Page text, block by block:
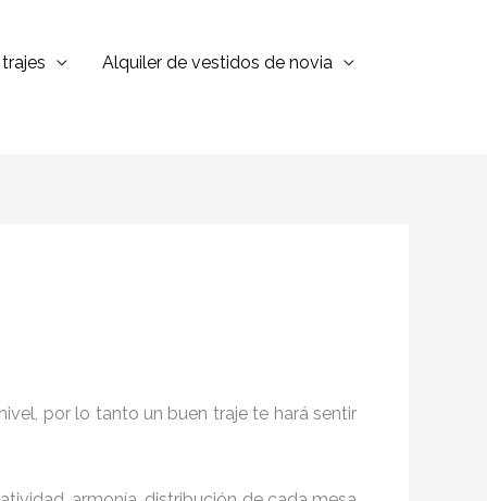
Alquiler de vestidos de novia
por lo tanto un buen traje te hará sentir